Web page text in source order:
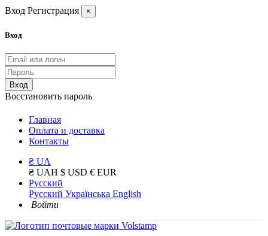
Вход Регистрация ×
Вход
Вход
Восстановить пароль
Главная
Оплата и доставка
Контакты
₴ UA
₴ UAH $ USD € EUR
Русский
Русский Українська English
Войти